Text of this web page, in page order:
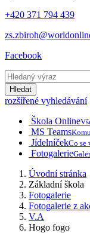
+420 371 794 439
Facebook
Hledat
rozšířené vyhledávání
Škola Online
MS Teams
JídelníčekCo se
Fotogalerie
Úvodní stránka
Základní škola
Fotogalerie
Fotogalerie z
V.A
Hogo fogo